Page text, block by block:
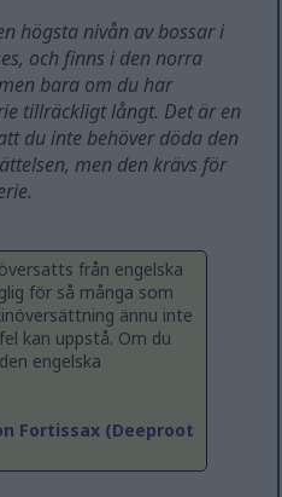
högsta nivån av bossar i
och finns i den norra
bara om du har
tillräckligt långt. Det är en
du inte behöver döda den
men den krävs för
från engelska
för så många som
ännu inte
kan uppstå. Om du
engelska
Fortissax (Deeproot